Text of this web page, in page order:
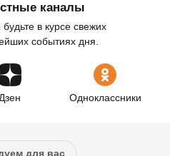
каналы
в курсе свежих
событиях дня.
Дзен Одноклассники
для вас